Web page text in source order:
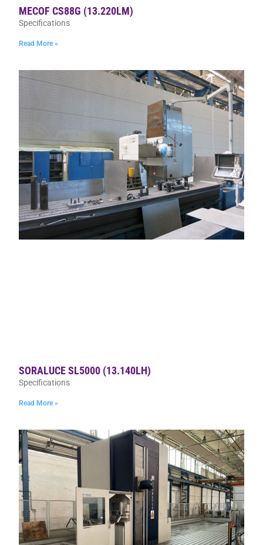
MECOF CS88G (13.220LM)
Specifications
Read More »
SORALUCE SL5000 (13.140LH)
Specifications
Read More »